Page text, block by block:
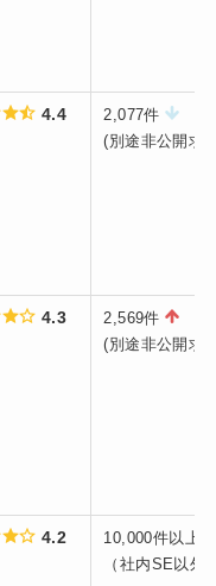
4.4
2,077件
(別途非公開求
4.3
2,569件
(別途非公開求
4.2
10,000件以上
（社内SE以外